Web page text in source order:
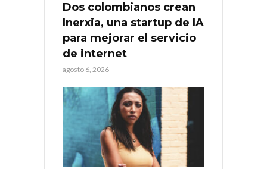
Dos colombianos crean
Inerxia, una startup de IA
para mejorar el servicio
de internet
agosto 6, 2026